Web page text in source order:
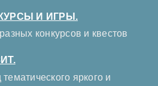
И ИГРЫ.
конкурсов и квестов
яркого и